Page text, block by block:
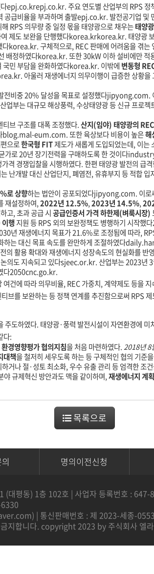
epj.co.krepj.co.kr. 주요 연도별 산업부의 RPS 정
공급비율을 부과하며 출발epj.co.kr. 발전공기업 및
RPS 의무량 중 일정 몫을 태양광으로 채우는태양
제도 보완을 단행했다korea.krkorea.kr. 태양광
다korea.kr. 구체적으로, REC 판매에 어려움을 겪
배정하였다korea.kr. 또한 30kW 이하 설비에만 적
민 부담을 완화하였다korea.kr. 이밖에 변동형
. 아울러 재생에너지 의무이행이 급증한 상황
비중 20% 달성을 목표로 설정했다jipyong.com.
부는 대규모 해상풍력, 수상태양광 등 신규 프로
브 구조를 대폭 조정했다.산지(임야) 태양광의
blog.mal-eum.com. 또한 육상보다 비용이 높은해
으로한국형 FIT제도가 새롭게 도입되었는데, 이는
로 20년 장기전력을 구매하도록 한 것이다
경쟁입찰을 시행하였다. 한편 태양광 발전의 급
난개발 대신 산업단지, 폐염전, 유휴부지 등 적합
로 상향하는 법안이 공포되었다jipyong.com. 이
재설정하여,2022년 12.5%,2023년 14.5%,
고, 초과 공급 시공급인증서 가격 하한제(벼룩시장)
행지원 등 RPS 외의 보완정책도 병행하기 시작했다
년 재생에너지 목표가 21.6%로 조정됨에 따라,
는 대신 목표 속도를 완만하게 조절하였다
의 활용 확대와 재생에너지 성장속도의 현실화를
의도 지속되고 있다sjeec.or.kr. 산업부는 2023년
다2050cnc.go.kr.
건에 따라 의무비율, REC 가중치, 계약제도 등을
브를 보완하는 등 정책 연계를 추진함으로써 RPS
주도하였다. 태양광·풍력 발전시설이 자연환경에
다:
환경영향평가 협의지침을 처음 마련하였다.2018년 8
대책을 철저히 세우도록 하는 등 구체적인 협의 기준
거나 절·성토 최소화, 우수 유출 관리 등 엄격한 조
규제혁신 방안과도 맥을 같이하며,재생에너지 계
목록으로
명의이전신청
(대평동) 1층 102호 | 사업자 등록번호 :
) | 통신판매번호 : 제 2023-세종-0553
지합니다. copyright 2023 by 주식회사 엘